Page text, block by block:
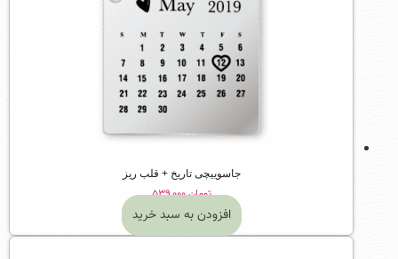
جاسوییچی تاریخ + قلب ریز
تومان۵۳۹,۰۰۰
افزودن به سبد خرید